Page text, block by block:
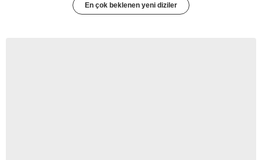
En çok beklenen yeni diziler